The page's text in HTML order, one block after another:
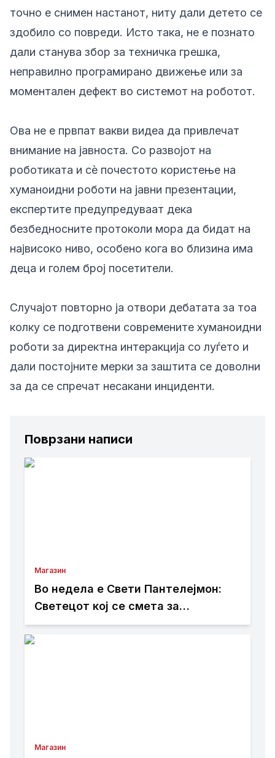
точно е снимен настанот, ниту дали детето се
здобило со повреди. Исто така, не е познато
дали станува збор за техничка грешка,
неправилно програмирано движење или за
моментален дефект во системот на роботот.
Ова не е првпат вакви видеа да привлечат
внимание на јавноста. Со развојот на
роботиката и сè почестото користење на
хуманоидни роботи на јавни презентации,
експертите предупредуваат дека
безбедносните протоколи мора да бидат на
највисоко ниво, особено кога во близина има
деца и голем број посетители.
Случајот повторно ја отвори дебатата за тоа
колку се подготвени современите хуманоидни
роботи за директна интеракција со луѓето и
дали постојните мерки за заштита се доволни
за да се спречат несакани инциденти.
Поврзани написи
Магазин
Во недела е Свети Пантелејмон:
Светецот кој се смета за
заштитник на болните и патниците
Магазин